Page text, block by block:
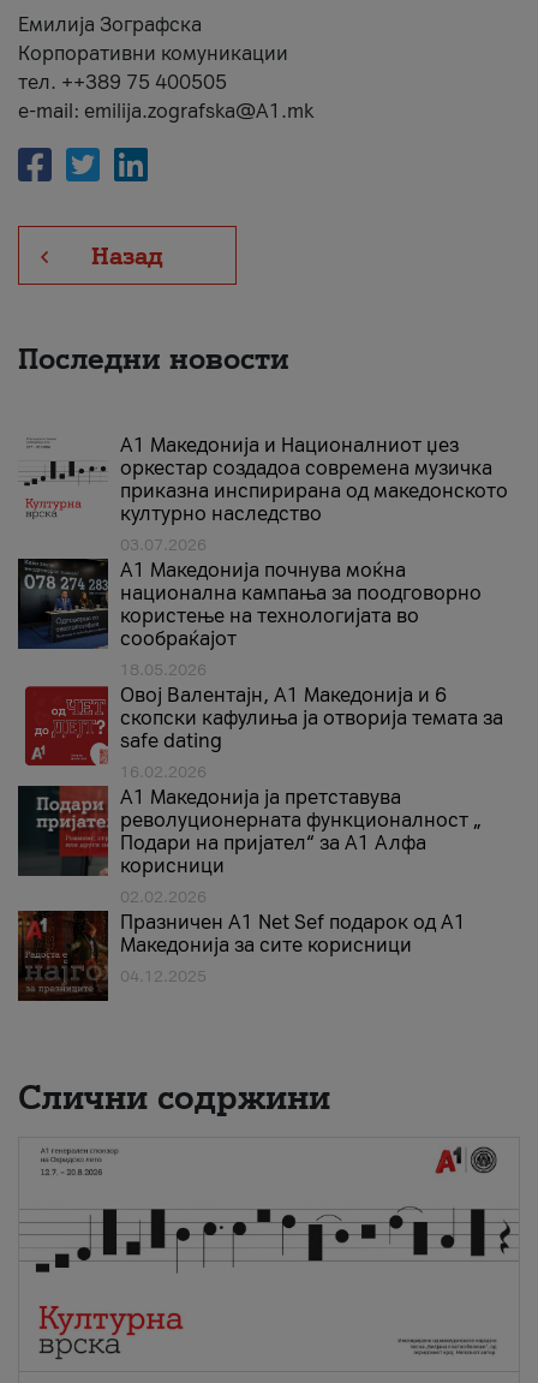
Емилија Зографска
Корпоративни комуникации
тел. ++389 75 400505
e-mail: emilija.zografska@A1.mk
Назад
Последни новости
А1 Македонија и Националниот џез
оркестар создадоа современа музичка
приказна инспирирана од македонското
културно наследство
03.07.2026
A1 Македонија почнува моќна
национална кампања за поодговорно
користење на технологијата во
сообраќајот
18.05.2026
Овој Валентајн, A1 Македонија и 6
скопски кафулиња ја отворија темата за
safe dating
16.02.2026
А1 Македонија ја претставува
револуционерната функционалност „
Подари на пријател“ за А1 Алфа
корисници
02.02.2026
Празничен A1 Net Sеf подарок од А1
Македонија за сите корисници
04.12.2025
Слични содржини